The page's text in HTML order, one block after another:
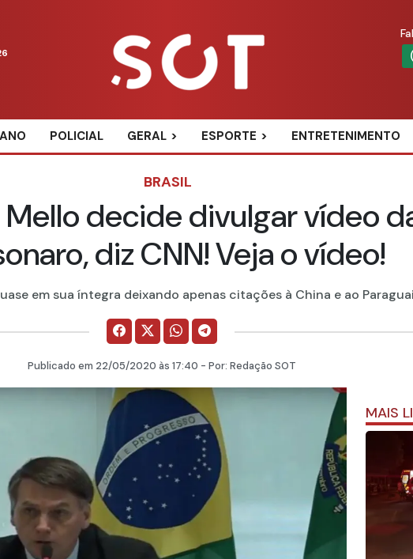
POLICIAL GERAL ESPORTE ENTRETENIMENTO
BRASIL
decide divulgar vídeo
diz CNN! Veja o vídeo!
em sua íntegra deixando apenas citações à China e ao Paraguai
Publicado em 22/05/2020 às 17:40 - Por: Redação SOT
MAIS